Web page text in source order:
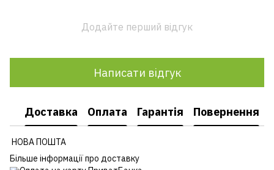
Додайте перший відгук
Написати відгук
Доставка Оплата Гарантія Повернення
НОВА ПОШТА
Більше інформації про доставку